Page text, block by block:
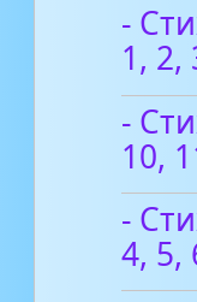
-
1, 2,
-
10,
-
4, 5,